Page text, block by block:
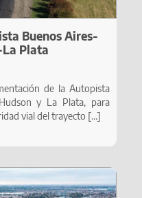
Buenos Aires-
Plata
de la Autopista
y La Plata, para
vial del trayecto […]